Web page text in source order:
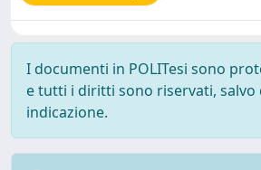
I documenti in POLITesi sono
e tutti i diritti sono riservati, salvo
indicazione.